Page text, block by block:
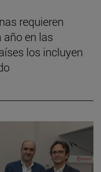
requieren
en las
los incluyen